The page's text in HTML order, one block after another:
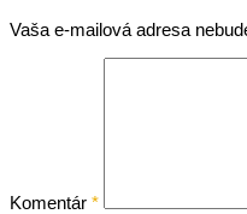
Vaša e-mailová adresa
Komentár *